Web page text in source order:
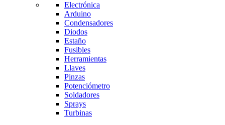
Electrónica
Arduino
Condensadores
Diodos
Estaño
Fusibles
Herramientas
Llaves
Pinzas
Potenciómetro
Soldadores
Sprays
Turbinas